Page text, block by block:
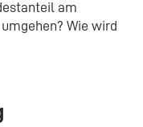
am
Wie wird